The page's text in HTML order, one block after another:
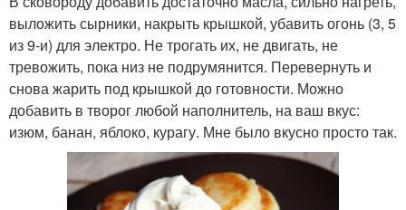
выложить сырники, накрыть крышкой, убавить огонь (3, 5
из 9-и) для электро. Не трогать их, не двигать, не
тревожить, пока низ не подрумянится. Перевернуть и
снова жарить под крышкой до готовности. Можно
добавить в творог любой наполнитель, на ваш вкус:
изюм, банан, яблоко, курагу. Мне было вкусно просто так.